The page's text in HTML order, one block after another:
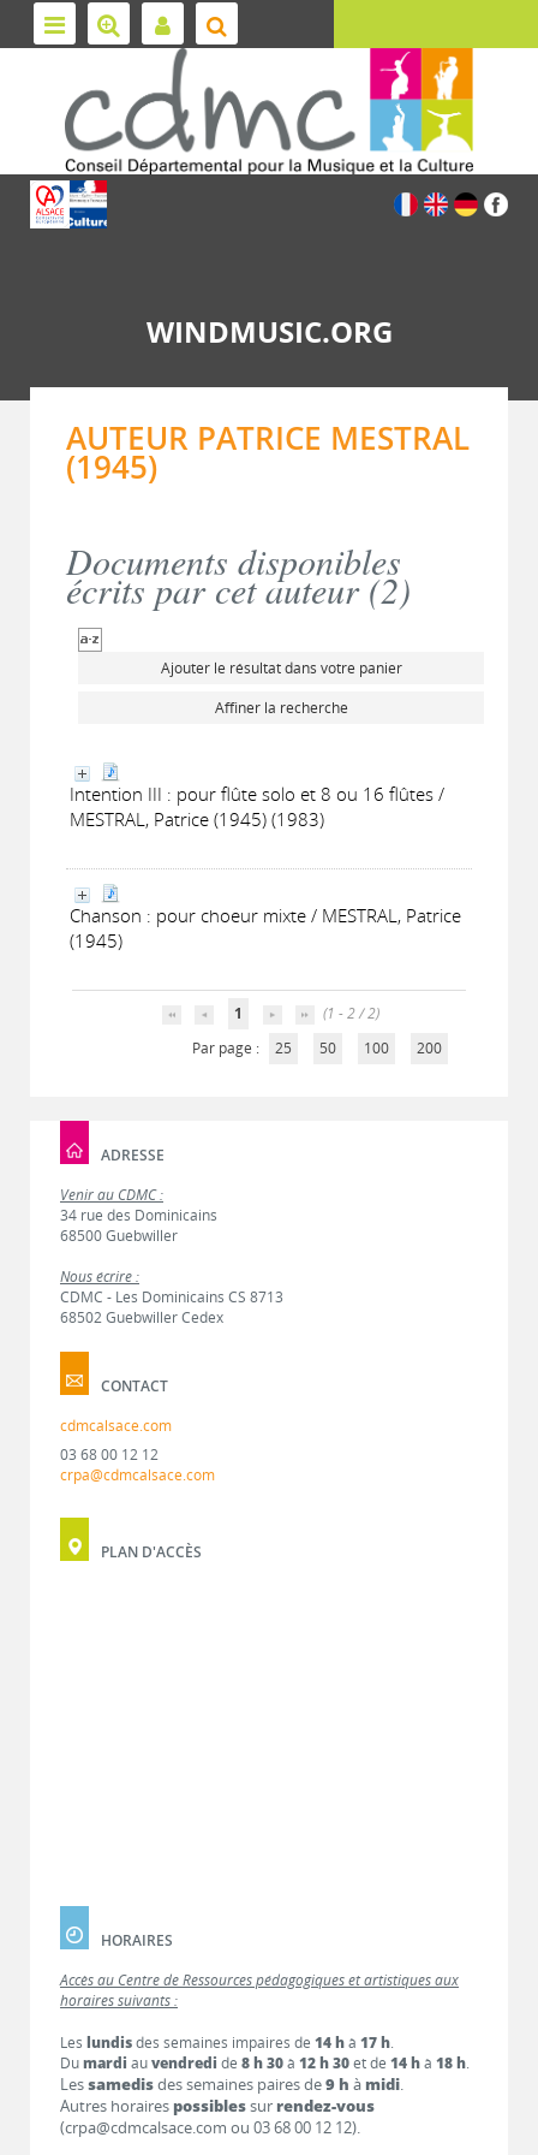
WINDMUSIC.ORG
AUTEUR PATRICE MESTRAL
(1945)
Documents disponibles
écrits par cet auteur (2)
Ajouter le résultat dans votre panier
Affiner la recherche
Intention III : pour flûte solo et 8 ou 16 flûtes /
MESTRAL, Patrice (1945) (1983)
Chanson : pour choeur mixte / MESTRAL, Patrice
(1945)
1
(1 - 2 / 2)
Par page :
25 50 100 200
ADRESSE
Venir au CDMC :
34 rue des Dominicains
68500 Guebwiller
Nous écrire :
CDMC - Les Dominicains CS 8713
68502 Guebwiller Cedex
CONTACT
cdmcalsace.com
03 68 00 12 12
crpa@cdmcalsace.com
PLAN D'ACCÈS
HORAIRES
Accès au Centre de Ressources pédagogiques et artistiques aux
horaires suivants :
Les lundisdes semaines impaires de 14 hà 17 h.
Dumardi auvendredi de 8 h 30à 12 h 30et de 14 hà 18 h.
Lessamedisdes semaines paires de9 h à midi.
Autres horaires possiblessur rendez-vous
(crpa@cdmcalsace.com ou 03 68 00 12 12).